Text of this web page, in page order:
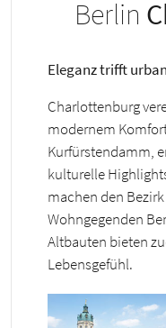
Berlin
Eleganz trifft
Charlottenburg
modernem
Kurfürstendamm,
kulturelle
machen den
Wohngegenden
Altbauten bieten
Lebensgefühl.